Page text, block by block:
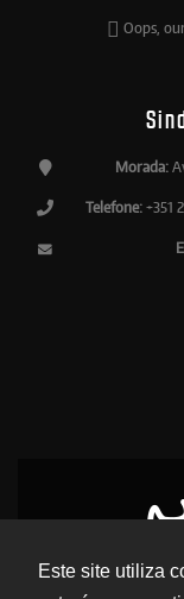
Este site utiliza
Oops,
Morada:
Telefone: +351